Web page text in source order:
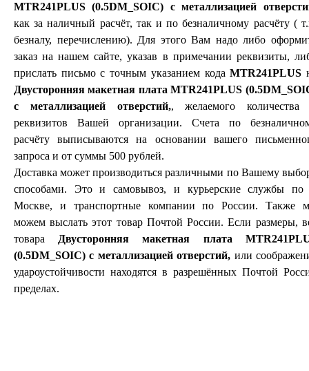
MTR241PLUS (0.5DM_SOIC) с металлизацией
как за наличный расчёт, так и по безналичному расчёту (
безналу, перечислению). Для этого Вам надо либо
заказ на нашем сайте, указав в примечании реквизиты,
прислать письмо с точным указанием кодаMTR241PLUS
Двусторонняя макетная плата MTR241PLUS
с металлизацией отверстий,, желаемого
реквизитов Вашей организации. Счета по
расчёту выписываются на основании вашего
запроса и от суммы 500 рублей.
Доставка может производиться различными по Вашему
способами. Это и самовывоз, и курьерские службы по
Москве, и транспортные компании по России. Также
можем выслать этот товар Почтой России. Если размеры,
товара
Двусторонняя макетная плата
(0.5DM_SOIC) с металлизацией отверстий, или
удароустойчивости находятся в разрешённых Почтой
пределах.